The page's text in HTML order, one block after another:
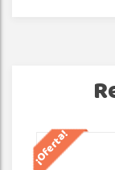
¡Oferta!